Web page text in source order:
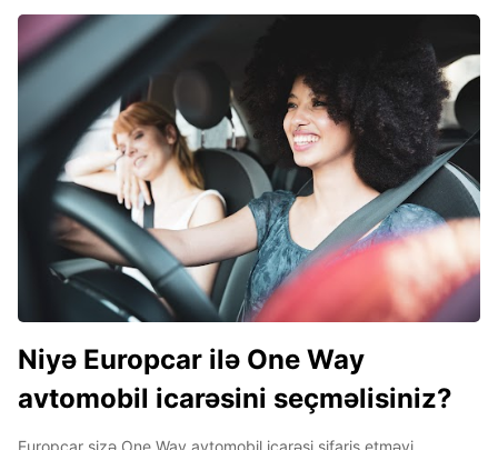
Niyə Europcar ilə One Way
avtomobil icarəsini seçməlisiniz?
Europcar sizə One Way avtomobil icarəsi sifariş etməyi